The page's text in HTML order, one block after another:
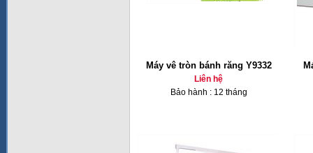
Máy vê tròn bánh răng Y9332
Liên hệ
Bảo hành : 12 tháng